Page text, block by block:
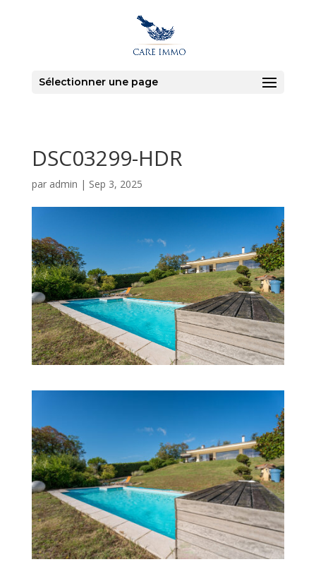
Sélectionner une page
DSC03299-HDR
par admin | Sep 3, 2025